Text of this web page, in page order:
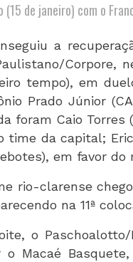
de janeiro) com o
a
Corpore,
tempo), em
Prado Júnior
foram Caio Torres
time da capital;
em favor
rio-clarense
na 11ª
o
Macaé